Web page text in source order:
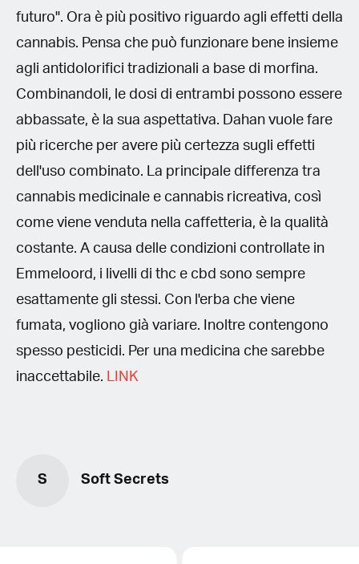
futuro". Ora è più positivo riguardo agli effetti della
cannabis. Pensa che può funzionare bene insieme
agli antidolorifici tradizionali a base di morfina.
Combinandoli, le dosi di entrambi possono essere
abbassate, è la sua aspettativa. Dahan vuole fare
più ricerche per avere più certezza sugli effetti
dell'uso combinato. La principale differenza tra
cannabis medicinale e cannabis ricreativa, così
come viene venduta nella caffetteria, è la qualità
costante. A causa delle condizioni controllate in
Emmeloord, i livelli di thc e cbd sono sempre
esattamente gli stessi. Con l'erba che viene
fumata, vogliono già variare. Inoltre contengono
spesso pesticidi. Per una medicina che sarebbe
inaccettabile. LINK
S Soft Secrets